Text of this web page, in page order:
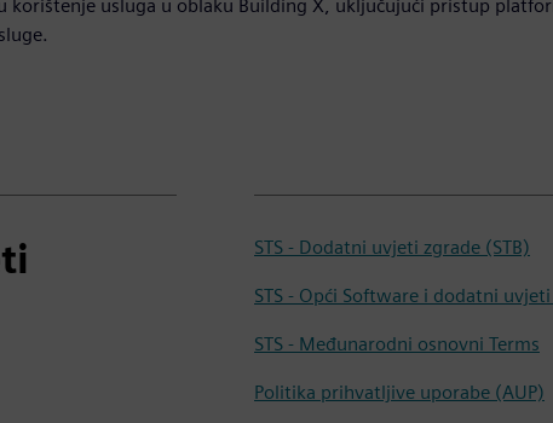
korištenje usluga u oblaku Building X, uključujući pristup
STS - Dodatni uvjeti zgrade (STB)
STS - Opći Software i dodatni
STS - Međunarodni osnovni Terms
Politika prihvatljive uporabe (AUP)